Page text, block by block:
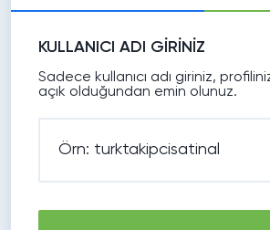
KULLANICI ADI GİRİNİZ
Sadece kullanıcı adı giriniz,
açık olduğundan emin olunuz.